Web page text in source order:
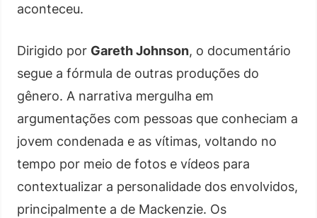
aconteceu.
Dirigido por Gareth Johnson, o documentário
segue a fórmula de outras produções do
gênero. A narrativa mergulha em
argumentações com pessoas que conheciam a
jovem condenada e as vítimas, voltando no
tempo por meio de fotos e vídeos para
contextualizar a personalidade dos envolvidos,
principalmente a de Mackenzie. Os